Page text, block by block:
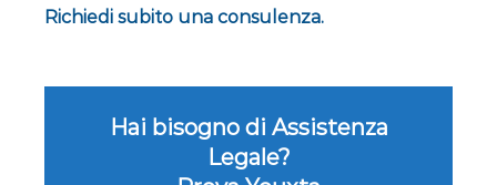
Richiedi subito una consulenza.
Hai bisogno di Assistenza
Legale?